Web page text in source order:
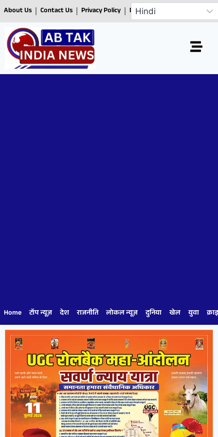
About Us Contact Us Privacy Policy Disclaimer
Home टॉप न्यूज़ देश राजनीति लोकल न्यूज़ दुनिया खेल युवा